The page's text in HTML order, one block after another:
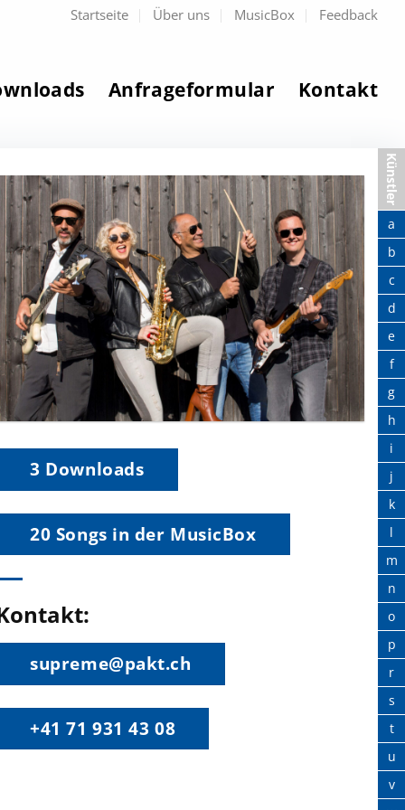
Startseite Über uns MusicBox Feedback
Anfrageformular Kontakt
3 Downloads
20 Songs in der MusicBox
supreme@pakt.ch
+41 71 931 43 08
Künstler
a
b
c
d
e
f
g
h
i
j
k
l
m
n
o
p
r
s
t
u
v